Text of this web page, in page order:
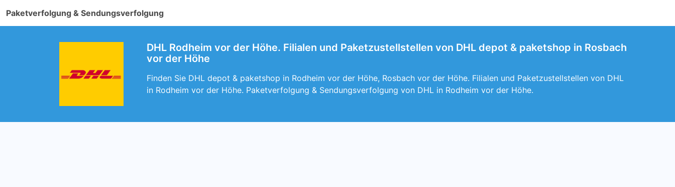
Paketverfolgung & Sendungsverfolgung
DHL Rodheim vor der Höhe. Filialen und Paketzustellstellen von DHL depot & paketshop in Rosbach
vor der Höhe
Finden Sie DHL depot & paketshop in Rodheim vor der Höhe, Rosbach vor der Höhe. Filialen und Paketzustellstellen von DHL
in Rodheim vor der Höhe. Paketverfolgung & Sendungsverfolgung von DHL in Rodheim vor der Höhe.